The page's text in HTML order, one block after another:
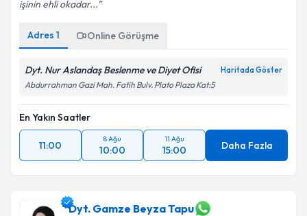
işinin ehli okadar...
Adres 1 Online Görüşme
Dyt. Nur Aslandaş Beslenme ve Diyet Ofisi Haritada Göster
Abdurrahman Gazi Mah. Fatih Bulv. Plato Plaza Kat:5
En Yakın Saatler
11:00
8 Ağu
10:00
11 Ağu
15:00 Daha Fazla
Dyt. Gamze Beyza Tapu